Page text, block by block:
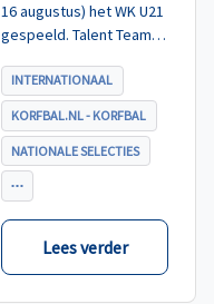
16 augustus) het WK U21
gespeeld. Talent TeamNL
poule A, met Nieuw-
Zeeland, Hong Kong
China en India. De eerste
wedstrijd, tegen Nieuw-
Zeeland U21, werd zoals
verwacht met ruime
cijfers gewonnen.
INTERNATIONAAL
KORFBAL.NL - KORFBAL
NATIONALE SELECTIES
Lees verder